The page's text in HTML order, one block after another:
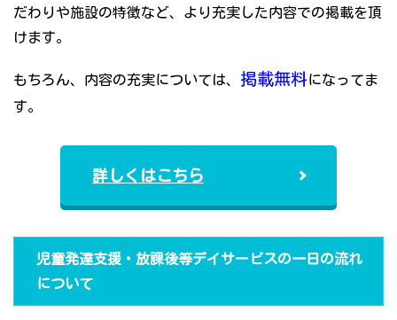
だわりや施設の特徴など、より充実した内容での掲載を頂
けます。
もちろん、内容の充実については、 掲載無料になってま
す。
詳しくはこちら
児童発達支援・放課後等デイサービスの一日の流れ
について